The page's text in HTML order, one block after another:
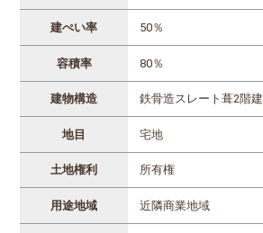
建ぺい率 50％
容積率 80％
建物構造 鉄骨造スレート葺2階建
地目 宅地
土地権利 所有権
用途地域 近隣商業地域